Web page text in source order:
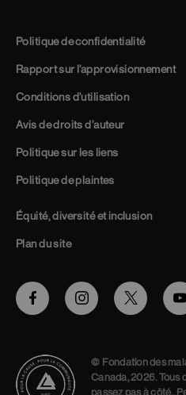
Politique de confidentialité
Rapport sur l’approvisionnement
Conditions d’utilisation
Avis de droits d’auteur
Politique sur les liens
Politique de plaintes
Équité, diversité et inclusion
Plan du site
FacebookInstagramTwitter
© Fondation des
Canada, 2026. Tous
passez pas à côté.,